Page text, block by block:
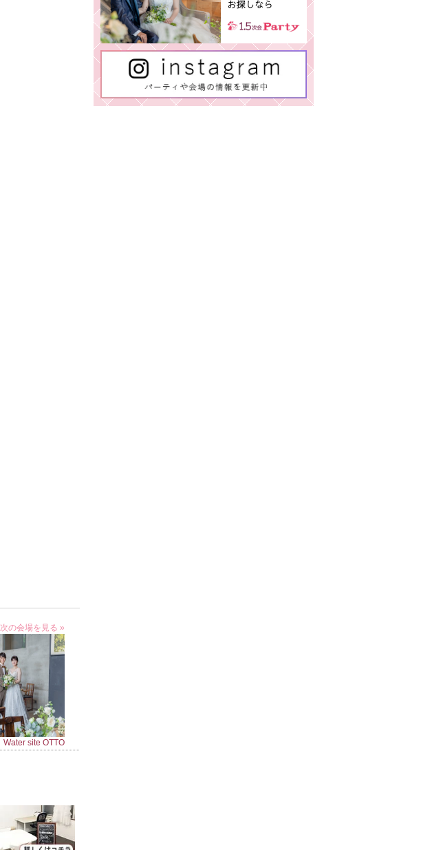
次の会場を見る »
Water site OTTO